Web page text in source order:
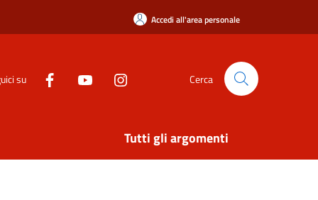
Accedi all'area personale
su Cerca
Tutti gli argomenti